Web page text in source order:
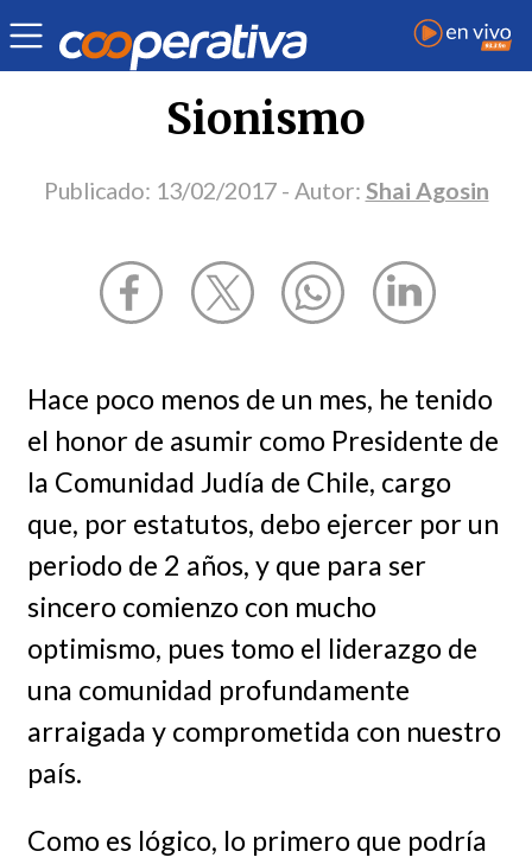
Opinión | Shai Agosin
Sionismo
Publicado: 13/02/2017 - Autor: Shai Agosin
Hace poco menos de un mes, he tenido
el honor de asumir como Presidente de
la Comunidad Judía de Chile, cargo
que, por estatutos, debo ejercer por un
periodo de 2 años, y que para ser
sincero comienzo con mucho
optimismo, pues tomo el liderazgo de
una comunidad profundamente
arraigada y comprometida con nuestro
país.
Como es lógico, lo primero que podría